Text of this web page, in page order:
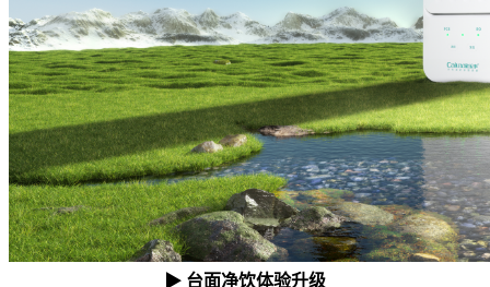
▶ 台面净饮体验升级